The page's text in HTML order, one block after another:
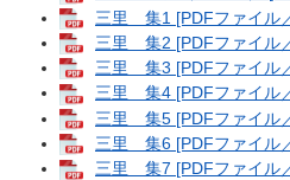
三里 集1 [PDFファイル
三里 集2 [PDFファイル
三里 集3 [PDFファイル
三里 集4 [PDFファイル
三里 集5 [PDFファイル
三里 集6 [PDFファイル
三里 集7 [PDFファイル